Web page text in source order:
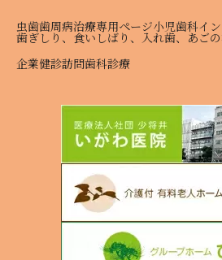
虫歯歯周病治療専用ページ小児歯科イ
歯ぎしり、食いしばり、入れ歯、あご
企業健診訪問歯科診療